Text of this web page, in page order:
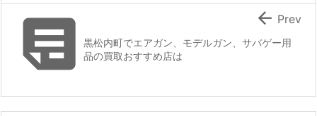
黒松内町でエアガン、モデルガン、サバゲー用
品の買取おすすめ店は
 Prev